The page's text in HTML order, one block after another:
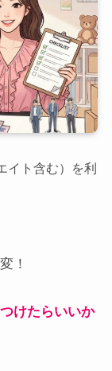
イト含む）を利
！
けたらいいか